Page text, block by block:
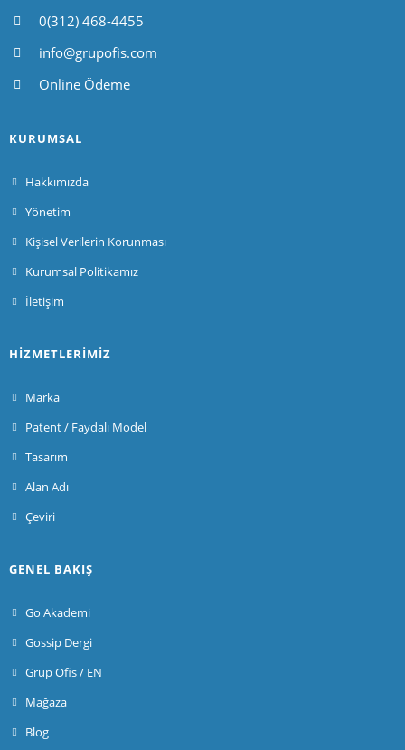
0(312) 468-4455
info@grupofis.com
Online Ödeme
KURUMSAL
Hakkımızda
Yönetim
Kişisel Verilerin Korunması
Kurumsal Politikamız
İletişim
HIZMETLERIMIZ
Marka
Patent / Faydalı Model
Tasarım
Alan Adı
Çeviri
GENEL BAKIŞ
Go Akademi
Gossip Dergi
Grup Ofis / EN
Mağaza
Blog